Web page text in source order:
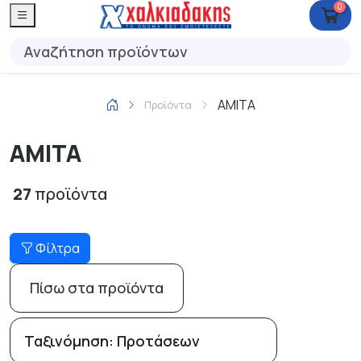
0
Προϊόντα AMITA
AMITA
27 προϊόντα
Φίλτρα
Πίσω στα προϊόντα